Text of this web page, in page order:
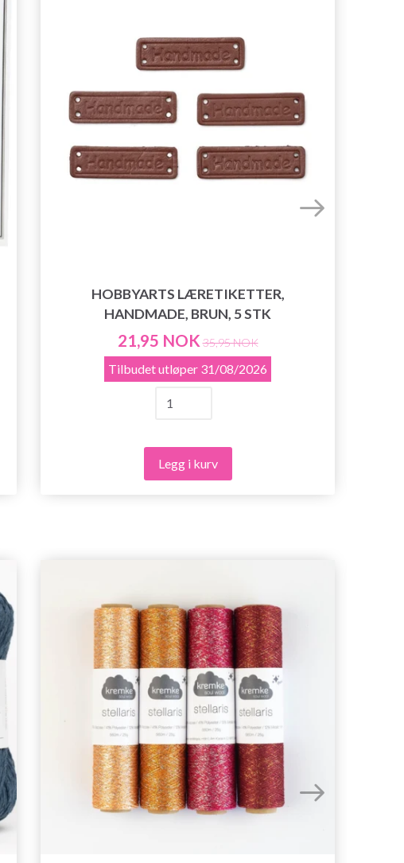
HOBBYARTS LÆRETIKETTER,
HANDMADE, BRUN, 5 STK
21,95 NOK 35,95 NOK
Tilbudet utløper 31/08/2026
Legg i kurv